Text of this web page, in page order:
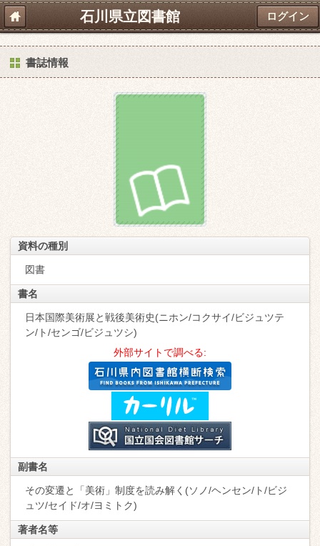
石川県立図書館 ログイン
書誌情報
資料の種別
図書
書名
日本国際美術展と戦後美術史(ニホン/コクサイ/ビジュツテ
ン/ト/センゴ/ビジュツシ)
外部サイトで調べる:
副書名
その変遷と「美術」制度を読み解く(ソノ/ヘンセン/ト/ビジ
ュツ/セイド/オ/ヨミトク)
著者名等